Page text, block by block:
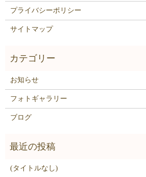
プライバシーポリシー
サイトマップ
お知らせ
フォトギャラリー
ブログ
(タイトルなし)